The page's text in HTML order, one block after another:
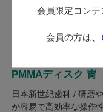
会員限定コンテ
会員の方は、
PMMAディスク 冑
日本新世紀歯科 / 研磨
が容易で高効率な操作性